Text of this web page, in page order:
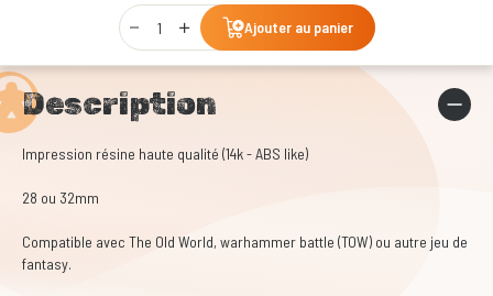
Qty
Ajouter au panier
Description
Impression résine haute qualité (14k - ABS like)
28 ou 32mm
Compatible avec The Old World, warhammer battle (TOW) ou autre jeu de
fantasy.